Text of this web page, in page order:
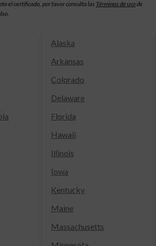
el certificado, por favor consulta las Términos de usode
Alaska
Arkansas
Colorado
Delaware
Florida
Hawaii
Illinois
Iowa
Kentucky
Maine
Massachusetts